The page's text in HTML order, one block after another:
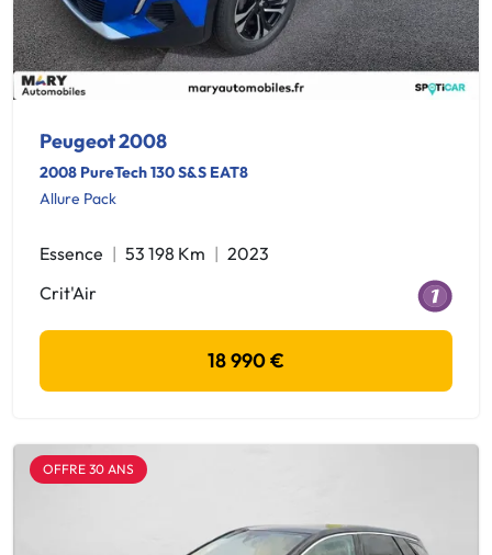
Peugeot 2008
2008 PureTech 130 S&S EAT8
Allure Pack
Essence 53 198 Km
2023
Crit'Air
18 990 €
OFFRE 30 ANS